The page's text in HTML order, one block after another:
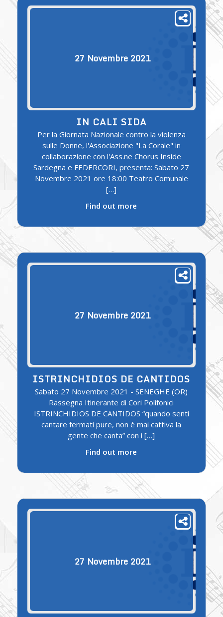
27 Novembre 2021
IN CALI SIDA
Per la Giornata Nazionale contro la violenza
sulle Donne, l'Associazione "La Corale" in
collaborazione con l'Ass.ne Chorus Inside
Sardegna e FEDERCORI, presenta: Sabato 27
Novembre 2021 ore 18:00 Teatro Comunale
[…]
Find out more
27 Novembre 2021
ISTRINCHIDIOS DE CANTIDOS
Sabato 27 Novembre 2021 - SENEGHE (OR)
Rassegna Itinerante di Cori Polifonici
ISTRINCHIDIOS DE CANTIDOS “quando senti
cantare fermati pure, non è mai cattiva la
gente che canta” con i […]
Find out more
27 Novembre 2021